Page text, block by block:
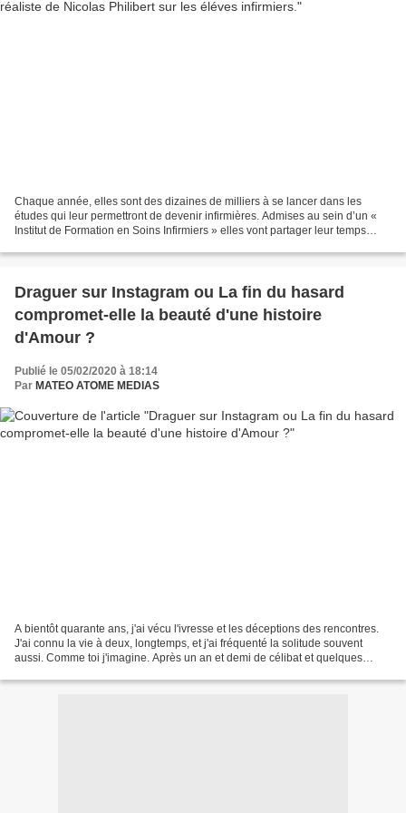
Chaque année, elles sont des dizaines de milliers à se lancer dans les
études qui leur permettront de devenir infirmières. Admises au sein d’un «
Institut de Formation en Soins Infirmiers » elles vont partager leur temps
Draguer sur Instagram ou La fin du hasard
compromet-elle la beauté d'une histoire
d'Amour ?
Publié le 05/02/2020 à 18:14
Par MATEO ATOME MEDIAS
A bientôt quarante ans, j'ai vécu l'ivresse et les déceptions des rencontres.
J'ai connu la vie à deux, longtemps, et j'ai fréquenté la solitude souvent
aussi. Comme toi j'imagine. Après un an et demi de célibat et quelques